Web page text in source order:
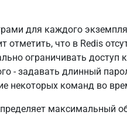
для каждого
отметить, что в Redis
ограничивать доступ
- задавать длинный
некоторых команд во
максимальный